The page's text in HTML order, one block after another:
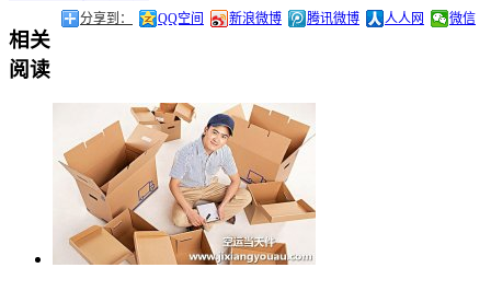
分享到： QQ空间 新浪微博 腾讯微博 人人网 微信
相关
阅读